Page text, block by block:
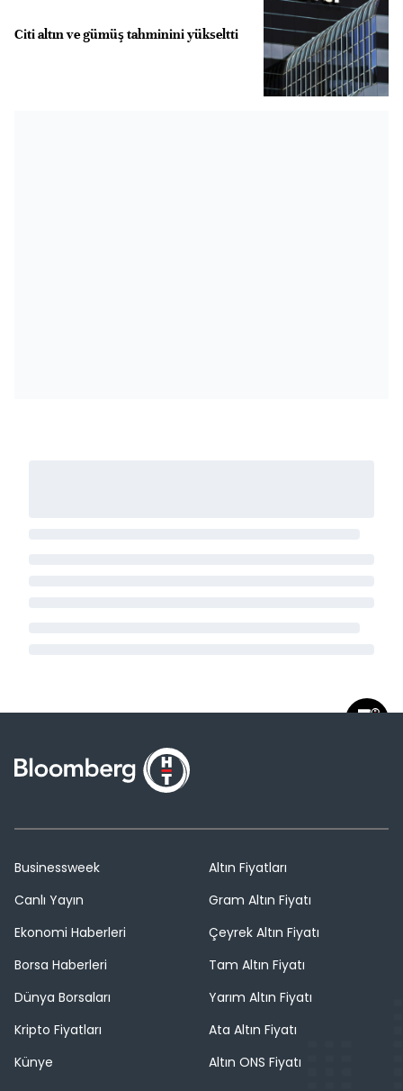
Citi altın ve gümüş tahminini yükseltti
Businessweek
Canlı Yayın
Ekonomi Haberleri
Borsa Haberleri
Dünya Borsaları
Kripto Fiyatları
Künye
Altın Fiyatları
Gram Altın Fiyatı
Çeyrek Altın Fiyatı
Tam Altın Fiyatı
Yarım Altın Fiyatı
Ata Altın Fiyatı
Altın ONS Fiyatı